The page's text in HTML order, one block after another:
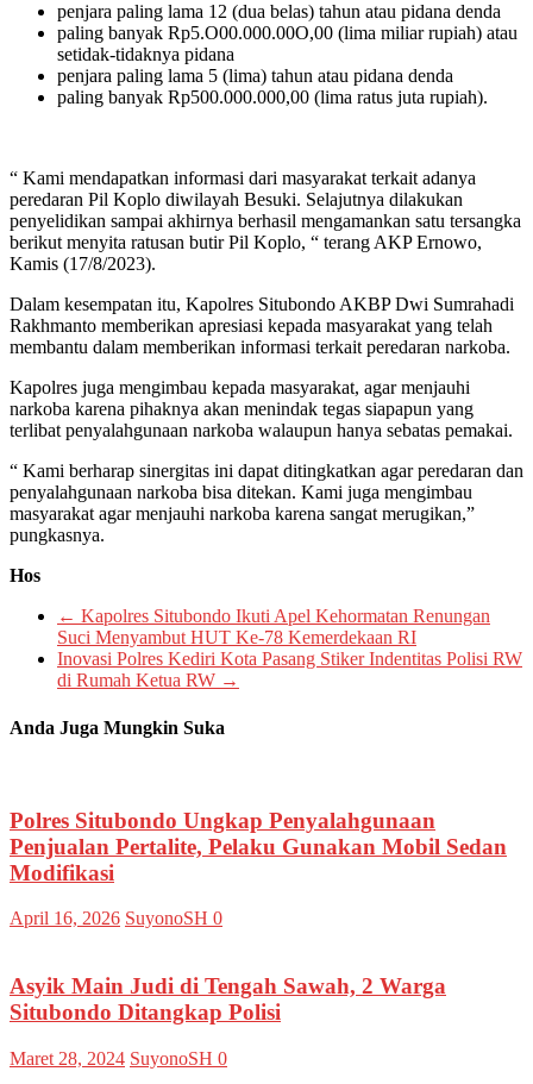
penjara paling lama 12 (dua belas) tahun atau pidana denda
paling banyak Rp5.O00.000.00O,00 (lima miliar rupiah) atau
setidak-tidaknya pidana
penjara paling lama 5 (lima) tahun atau pidana denda
paling banyak Rp500.000.000,00 (lima ratus juta rupiah).
“ Kami mendapatkan informasi dari masyarakat terkait adanya
peredaran Pil Koplo diwilayah Besuki. Selajutnya dilakukan
penyelidikan sampai akhirnya berhasil mengamankan satu tersangka
berikut menyita ratusan butir Pil Koplo, “ terang AKP Ernowo,
Kamis (17/8/2023).
Dalam kesempatan itu, Kapolres Situbondo AKBP Dwi Sumrahadi
Rakhmanto memberikan apresiasi kepada masyarakat yang telah
membantu dalam memberikan informasi terkait peredaran narkoba.
Kapolres juga mengimbau kepada masyarakat, agar menjauhi
narkoba karena pihaknya akan menindak tegas siapapun yang
terlibat penyalahgunaan narkoba walaupun hanya sebatas pemakai.
“ Kami berharap sinergitas ini dapat ditingkatkan agar peredaran dan
penyalahgunaan narkoba bisa ditekan. Kami juga mengimbau
masyarakat agar menjauhi narkoba karena sangat merugikan,”
pungkasnya.
Hos
← Kapolres Situbondo Ikuti Apel Kehormatan Renungan
Suci Menyambut HUT Ke-78 Kemerdekaan RI
Inovasi Polres Kediri Kota Pasang Stiker Indentitas Polisi RW
di Rumah Ketua RW →
Anda Juga Mungkin Suka
Polres Situbondo Ungkap Penyalahgunaan
Penjualan Pertalite, Pelaku Gunakan Mobil Sedan
Modifikasi
April 16, 2026 SuyonoSH 0
Asyik Main Judi di Tengah Sawah, 2 Warga
Situbondo Ditangkap Polisi
Maret 28, 2024 SuyonoSH 0